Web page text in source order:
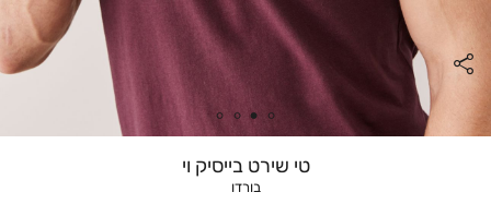
טי שירט בייסיק וי
בורדו